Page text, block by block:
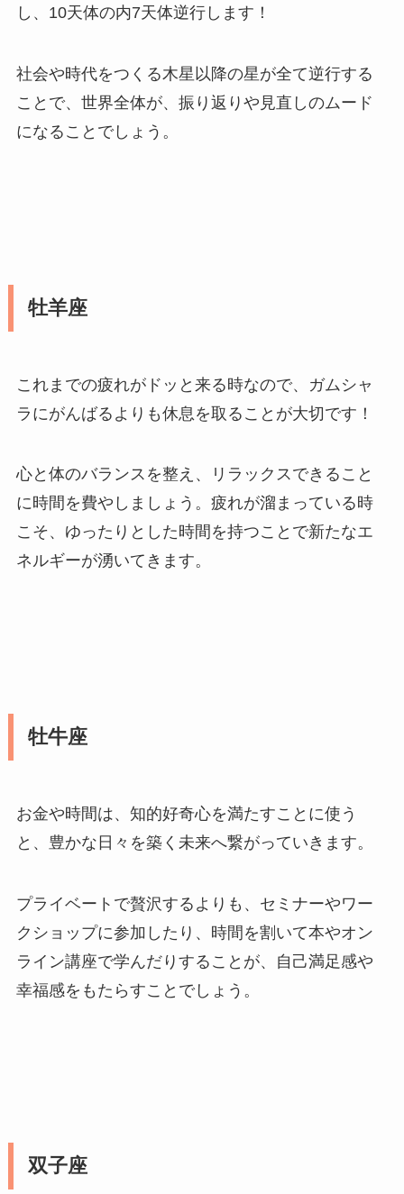
し、10天体の内7天体逆行します！
社会や時代をつくる木星以降の星が全て逆行する
ことで、世界全体が、振り返りや見直しのムード
になることでしょう。
牡羊座
これまでの疲れがドッと来る時なので、ガムシャ
ラにがんばるよりも休息を取ることが大切です！
心と体のバランスを整え、リラックスできること
に時間を費やしましょう。疲れが溜まっている時
こそ、ゆったりとした時間を持つことで新たなエ
ネルギーが湧いてきます。
牡牛座
お金や時間は、知的好奇心を満たすことに使う
と、豊かな日々を築く未来へ繋がっていきます。
プライベートで贅沢するよりも、セミナーやワー
クショップに参加したり、時間を割いて本やオン
ライン講座で学んだりすることが、自己満足感や
幸福感をもたらすことでしょう。
双子座